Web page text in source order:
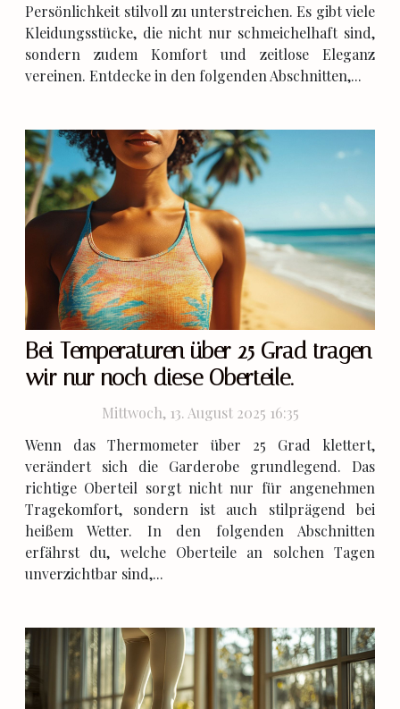
Persönlichkeit stilvoll zu unterstreichen. Es gibt viele
Kleidungsstücke, die nicht nur schmeichelhaft sind,
sondern zudem Komfort und zeitlose Eleganz
vereinen. Entdecke in den folgenden Abschnitten,...
Bei Temperaturen über 25 Grad tragen
wir nur noch diese Oberteile.
Mittwoch, 13. August 2025 16:35
Wenn das Thermometer über 25 Grad klettert,
verändert sich die Garderobe grundlegend. Das
richtige Oberteil sorgt nicht nur für angenehmen
Tragekomfort, sondern ist auch stilprägend bei
heißem Wetter. In den folgenden Abschnitten
erfährst du, welche Oberteile an solchen Tagen
unverzichtbar sind,...